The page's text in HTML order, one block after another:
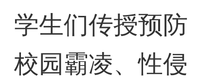
学生们传授预防
校园霸凌、性侵